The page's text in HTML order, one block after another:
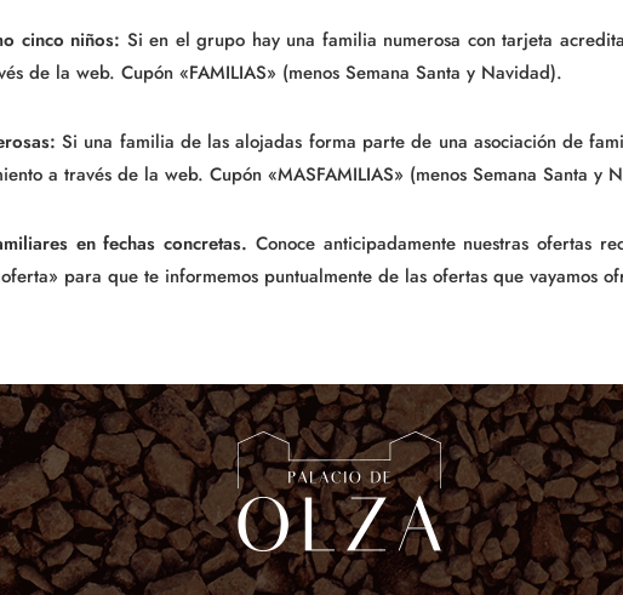
cinco niños: Si en el grupo hay una familia numerosa con tarjeta
de la web. Cupón «FAMILIAS» (menos Semana Santa y Navidad).
Si una familia de las alojadas forma parte de una asociación de
a través de la web. Cupón «MASFAMILIAS» (menos Semana Santa y
en fechas concretas. Conoce anticipadamente nuestras ofertas
para que te informemos puntualmente de las ofertas que vayamos